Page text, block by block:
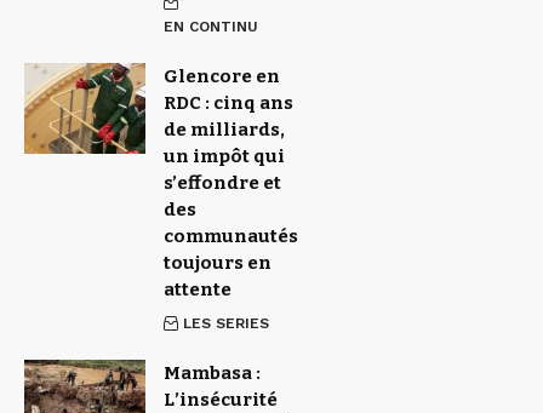
EN CONTINU
Glencore en
RDC : cinq ans
de milliards,
un impôt qui
s’effondre et
des
communautés
toujours en
attente
LES SERIES
Mambasa :
L’insécurité